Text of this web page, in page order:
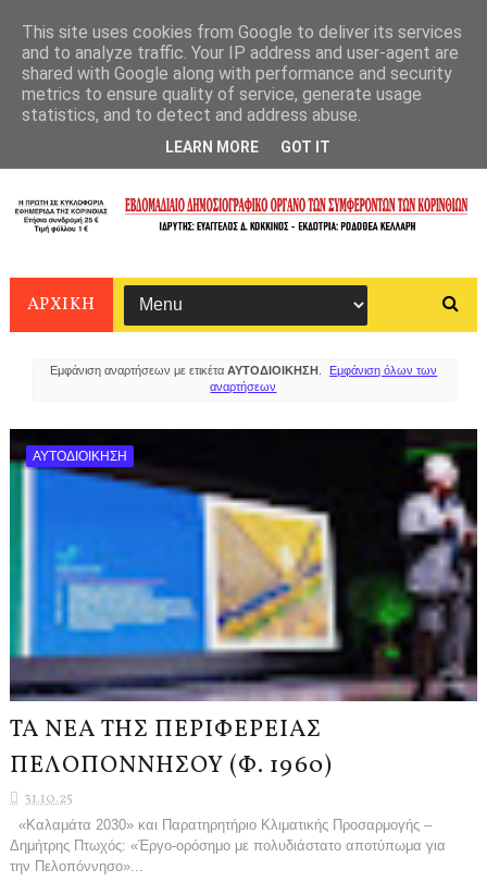
ΑΡΧΙΚΗ
Εμφάνιση αναρτήσεων με ετικέτα ΑΥΤΟΔΙΟΙΚΗΣΗ
Εμφάνιση όλων των
αναρτήσεων
ΑΥΤΟΔΙΟΙΚΗΣΗ
ΤΑ ΝΕΑ ΤΗΣ ΠΕΡΙΦΕΡΕΙΑΣ
ΠΕΛΟΠΟΝΝΗΣΟΥ (Φ. 1960)
31.10.25
«Καλαμάτα 2030» και Παρατηρητήριο Κλιματικής Προσαρμογής –
Δημήτρης Πτωχός: «Έργο-ορόσημο με πολυδιάστατο αποτύπωμα για
την Πελοπόννησο»...
This site uses cookies from Google to deliver its services
and to analyze traffic. Your IP address and user-agent are
shared with Google along with performance and security
metrics to ensure quality of service, generate usage
statistics, and to detect and address abuse.
LEARN MORE GOT IT